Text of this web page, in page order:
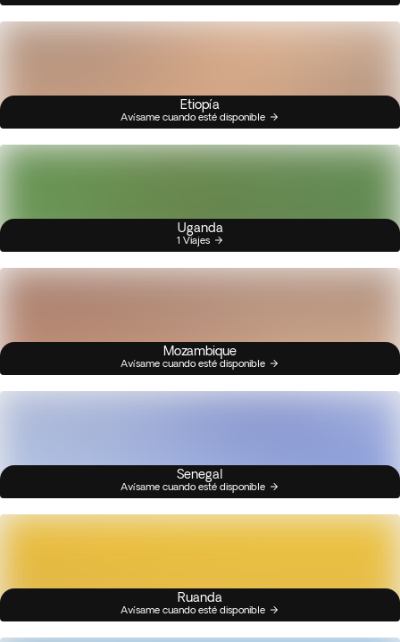
Etiopía
Avísame cuando esté disponible
Uganda
1 Viajes
Mozambique
Avísame cuando esté disponible
Senegal
Avísame cuando esté disponible
Ruanda
Avísame cuando esté disponible